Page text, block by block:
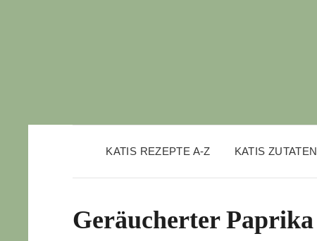
KATIS REZEPTE A-Z KATIS ZUTATEN
Geräucherter Paprika